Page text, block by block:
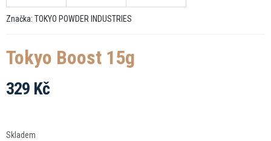
Značka: TOKYO POWDER INDUSTRIES
Tokyo Boost 15g
329 Kč
Skladem